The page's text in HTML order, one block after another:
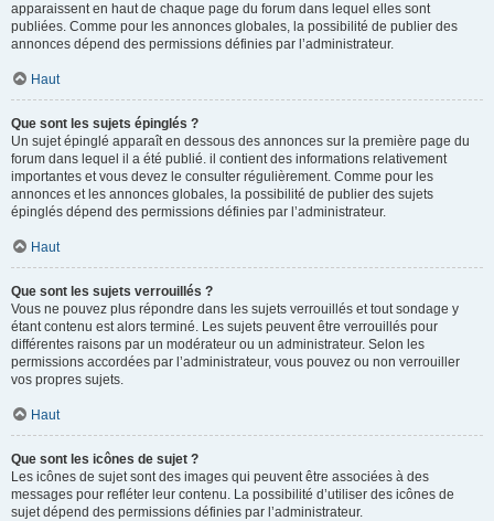
apparaissent en haut de chaque page du forum dans lequel elles sont
publiées. Comme pour les annonces globales, la possibilité de publier des
annonces dépend des permissions définies par l’administrateur.
Haut
Que sont les sujets épinglés ?
Un sujet épinglé apparaît en dessous des annonces sur la première page du
forum dans lequel il a été publié. il contient des informations relativement
importantes et vous devez le consulter régulièrement. Comme pour les
annonces et les annonces globales, la possibilité de publier des sujets
épinglés dépend des permissions définies par l’administrateur.
Haut
Que sont les sujets verrouillés ?
Vous ne pouvez plus répondre dans les sujets verrouillés et tout sondage y
étant contenu est alors terminé. Les sujets peuvent être verrouillés pour
différentes raisons par un modérateur ou un administrateur. Selon les
permissions accordées par l’administrateur, vous pouvez ou non verrouiller
vos propres sujets.
Haut
Que sont les icônes de sujet ?
Les icônes de sujet sont des images qui peuvent être associées à des
messages pour refléter leur contenu. La possibilité d’utiliser des icônes de
sujet dépend des permissions définies par l’administrateur.